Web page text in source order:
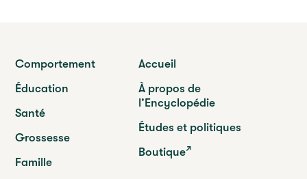
Comportement
Éducation
Santé
Grossesse
Famille
Accueil
À propos de
l’Encyclopédie
Études et politiques
Boutique